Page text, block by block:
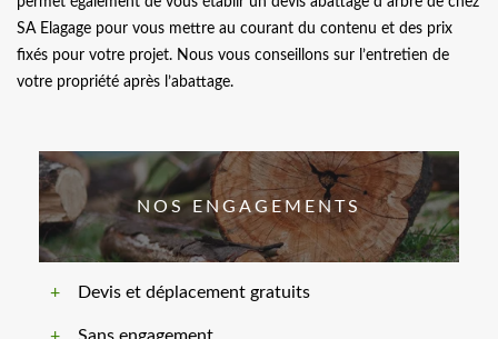
SA Elagage pour vous mettre au courant du contenu et des prix
fixés pour votre projet. Nous vous conseillons sur l’entretien de
votre propriété après l’abattage.
NOS ENGAGEMENTS
Devis et déplacement gratuits